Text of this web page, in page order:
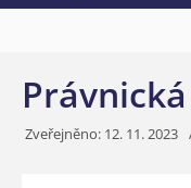
Zveřejněno: 12. 11. 2023